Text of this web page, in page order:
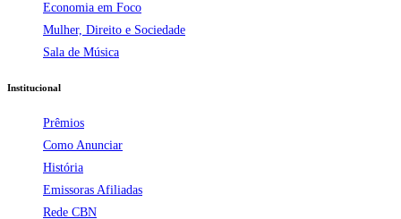
Economia em Foco
Mulher, Direito e Sociedade
Sala de Música
Institucional
Prêmios
Como Anunciar
História
Emissoras Afiliadas
Rede CBN